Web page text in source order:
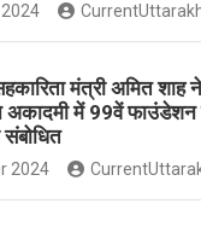
मंत्री अमित शाह
अकादमी में 99वें फाउंडेशन
संबोधित
2024